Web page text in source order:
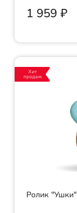
1 959 ₽
Хит
продаж
Ролик "Ушки"